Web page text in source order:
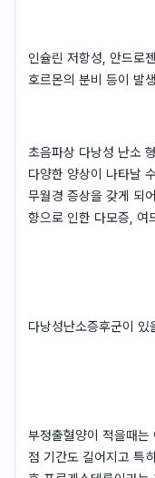
인슐린 저항성, 안드로
호르몬의 분비 등이 발
초음파상 다낭성 난소
다양한 양상이 나타날
무월경 증상을 갖게 되
향으로 인한 다모증, 여
다낭성난소증후군이 있
부정출혈양이 적을때는
점 기간도 길어지고 특